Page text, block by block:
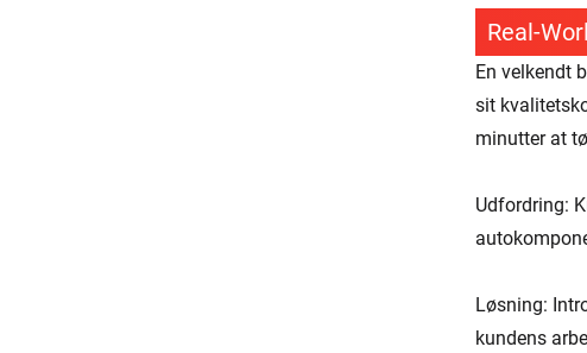
Real-
En velkendt
sit
minutter at
Udfordring:
Løsning:
kundens